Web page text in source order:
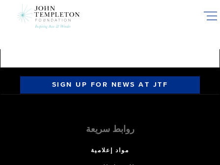
SIGN UP FOR NEWS AT JTF
روابط سريعة
مواد إعلامية